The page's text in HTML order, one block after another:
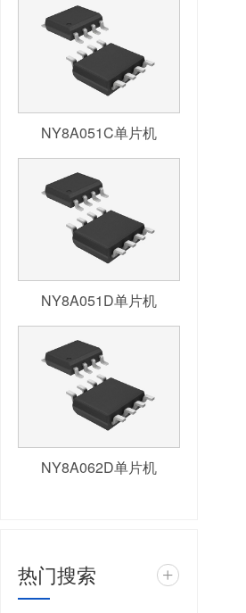
NY8A051C单片机
NY8A051D单片机
NY8A062D单片机
热门搜索 +